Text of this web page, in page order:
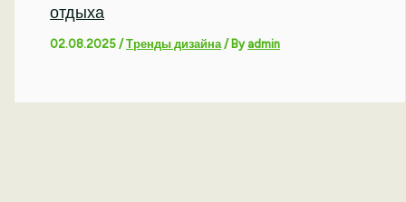
отдыха
02.08.2025/Тренды дизайна/ Byadmin